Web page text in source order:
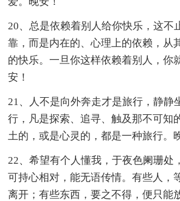
20、总是依赖着别人给你快乐，这不
靠，而是内在的、心理上的依赖，从
的快乐。一旦你这样依赖着别人，你
安！
21、人不是向外奔走才是旅行，静静
行，凡是探索、追寻、触及那不可知
土的，或是心灵的，都是一种旅行。
22、希望有个人懂我，于夜色阑珊处
可持心相对，能无语传情。有些人，
离开；有些东西，要之不得，便只能